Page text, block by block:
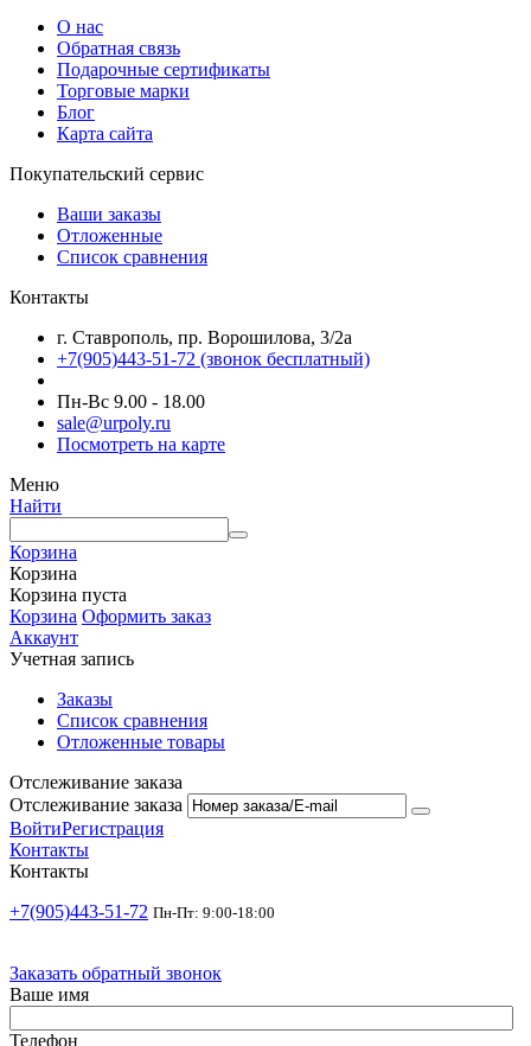
О нас
Обратная связь
Подарочные сертификаты
Торговые марки
Блог
Карта сайта
Покупательский сервис
Ваши заказы
Отложенные
Список сравнения
Контакты
г. Ставрополь, пр. Ворошилова, 3/2а
+7(905)443-51-72 (звонок бесплатный)
Пн-Вс 9.00 - 18.00
sale@urpoly.ru
Посмотреть на карте
Меню
Найти
Корзина
Корзина
Корзина пуста
Корзина Оформить заказ
Аккаунт
Учетная запись
Заказы
Список сравнения
Отложенные товары
Отслеживание заказа
Отслеживание заказа
ВойтиРегистрация
Контакты
Контакты
+7(905)443-51-72 Пн-Пт: 9:00-18:00
Заказать обратный звонок
Ваше имя
Телефон